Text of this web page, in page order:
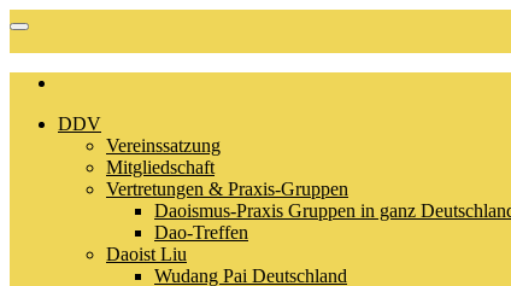
DDV
Vereinssatzung
Mitgliedschaft
Vertretungen & Praxis-Gruppen
Daoismus-Praxis Gruppen in ganz
Dao-Treffen
Daoist Liu
Wudang Pai Deutschland